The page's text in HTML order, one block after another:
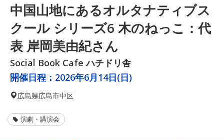
中国山地にあるオルタナティブス
クール シリーズ6 木のねっこ：代
表 岸岡美由紀さん
Social Book Cafe ハチドリ舎
開催日程： 2026年6月14日(日)
広島県広島市中区
演劇・講演会